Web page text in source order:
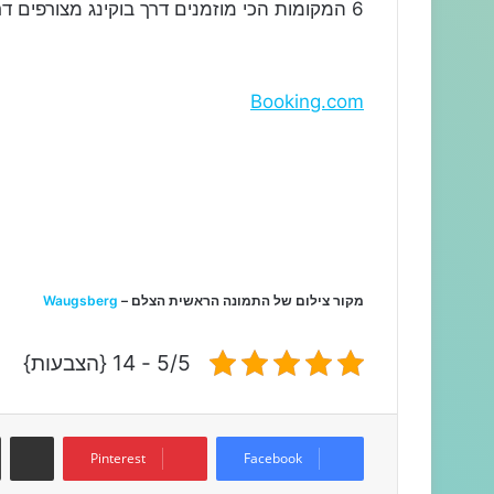
6 המקומות הכי מוזמנים דרך בוקינג מצורפים דרך הבאנר למטה, לגזור ולשמור!
Booking.com
מקור צילום של התמונה הראשית הצלם – Waugsberg
5/5 - 14 {הצבעות}
Facebook
Pinterest